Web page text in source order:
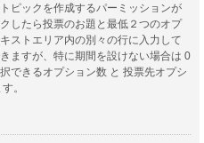
ピックを作成するパーミッションが
したら投票のお題と最低２つのオプ
ストエリア内の別々の行に入力して
ますが、特に期間を設けない場合は 0
できるオプション数 と 投票先オプシ
。